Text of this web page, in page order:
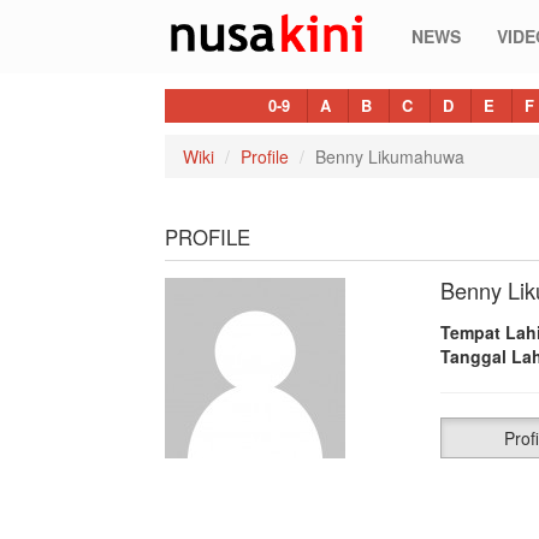
NEWS
0-9 A B C D E F
Wiki Profile Benny Likumahuwa
PROFILE
Benny
Tempat
Tanggal